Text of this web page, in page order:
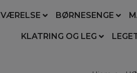
BØRNESENGE
KLATRING OG LEG